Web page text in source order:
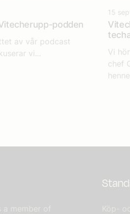
podden
av vår podcast
vi...
15
Vi
chef
a member of Köp-